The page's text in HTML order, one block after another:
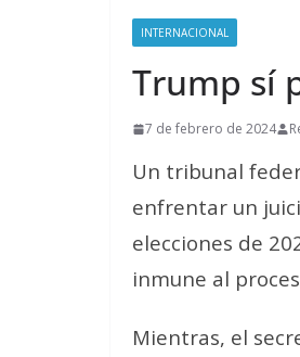
INTERNACIONAL
Trump sí
7 de febrero de 2024
Un tribunal
enfrentar un
elecciones de
inmune al
Mientras, el